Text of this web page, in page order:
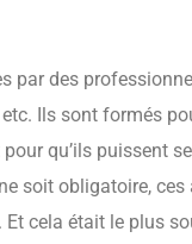
par des
Ils sont formés
qu’ils puissent
soit obligatoire,
Et cela était le plus